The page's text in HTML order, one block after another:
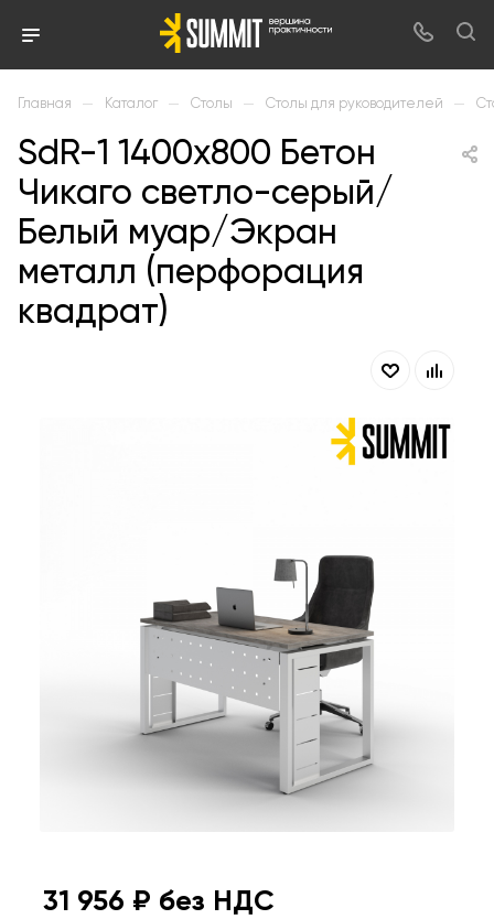
Главная — Каталог — Столы — Столы для руководителей —
SdR-1 1400х800 Бетон
Чикаго светло-серый/
Белый муар/Экран
металл (перфорация
квадрат)
31 956 ₽ без НДС